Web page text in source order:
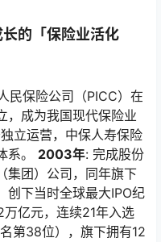
的「保险业活化
民保险公司（PICC）在
，成为我国现代保险业
立运营，中保人寿保险
系。 2003年: 完成股份
集团）公司，同年旗下
创下当时全球最大IPO纪
万亿元，连续21年入选
第38位），旗下拥有12